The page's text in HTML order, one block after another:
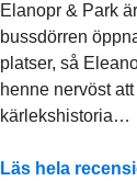
Elanopr & Park
bussdörren
platser, så
henne nervöst
kärlekshistoria…
Läs hela